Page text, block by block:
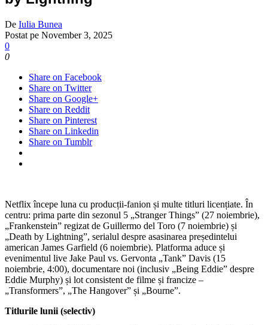
De Iulia Bunea
Postat pe November 3, 2025
0
0
Share on Facebook
Share on Twitter
Share on Google+
Share on Reddit
Share on Pinterest
Share on Linkedin
Share on Tumblr
Netflix începe luna cu producții-fanion și multe titluri licențiate. În
centru: prima parte din sezonul 5 „Stranger Things” (27 noiembrie),
„Frankenstein” regizat de Guillermo del Toro (7 noiembrie) și
„Death by Lightning”, serialul despre asasinarea președintelui
american James Garfield (6 noiembrie). Platforma aduce și
evenimentul live Jake Paul vs. Gervonta „Tank” Davis (15
noiembrie, 4:00), documentare noi (inclusiv „Being Eddie” despre
Eddie Murphy) și lot consistent de filme și francize –
„Transformers”, „The Hangover” și „Bourne”.
Titlurile lunii (selectiv)